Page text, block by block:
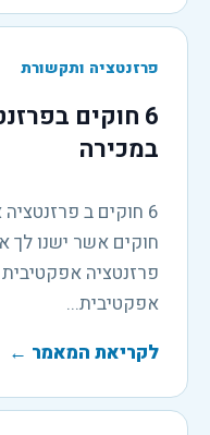
פרזנטציה ותקשורת
6 חוקים
במכירה
חוקים אשר ישנו לך
אפקטיבית...
לקריאת המאמר ←